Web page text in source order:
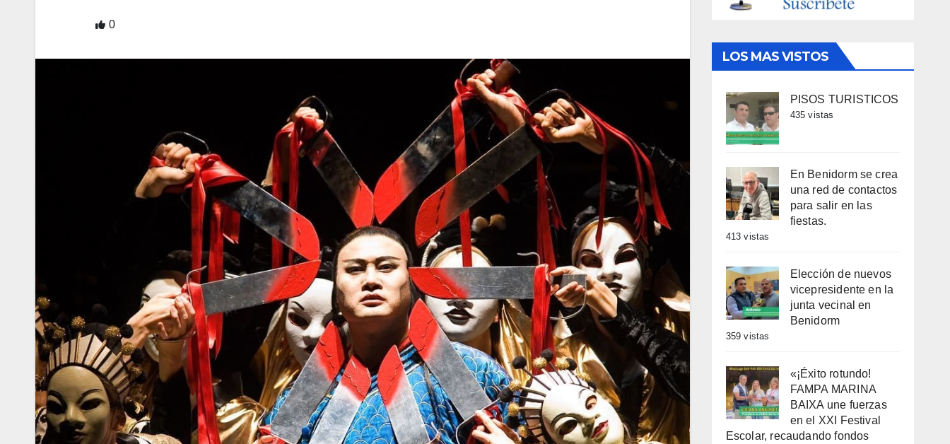
0
LOS MAS VISTOS
PISOS TURISTICOS
435 vistas
En Benidorm se crea
una red de contactos
para salir en las
fiestas.
413 vistas
Elección de nuevos
vicepresidente en la
junta vecinal en
Benidorm
359 vistas
«¡Éxito rotundo!
FAMPA MARINA
BAIXA une fuerzas
en el XXI Festival
Escolar, recaudando fondos